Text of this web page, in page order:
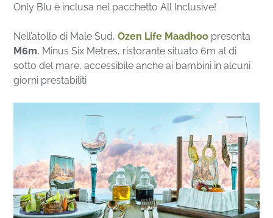
Only Blu è inclusa nel pacchetto All Inclusive!
Nell’atollo di Male Sud,Ozen Life Maadhoo presenta
M6m, Minus Six Metres, ristorante situato 6m al di
sotto del mare, accessibile anche ai bambini in alcuni
giorni prestabiliti